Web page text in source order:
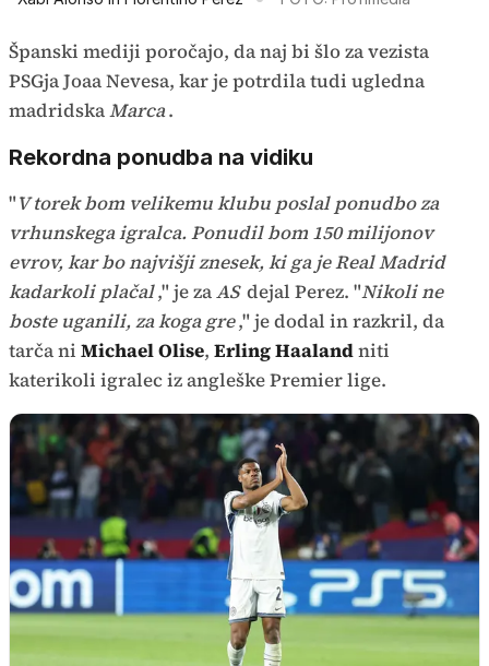
Španski mediji poročajo, da naj bi šlo za vezista
PSGja Joaa Nevesa, kar je potrdila tudi ugledna
madridskaMarca.
Rekordna ponudba na vidiku
"V torek bom velikemu klubu poslal ponudbo za
vrhunskega igralca. Ponudil bom 150 milijonov
evrov, kar bo najvišji znesek, ki ga je Real Madrid
kadarkoli plačal," je zaAS dejal Perez. "Nikoli ne
boste uganili, za koga gre," je dodal in razkril, da
tarča ni Michael Olise, Erling Haalandniti
katerikoli igralec iz angleške Premier lige.